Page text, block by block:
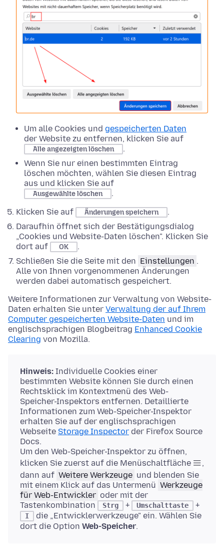
Um alle Cookies und gespeicherten Daten
der Website zu entfernen, klicken Sie auf
Alle angezeigten löschen
.
Wenn Sie nur einen bestimmten Eintrag
löschen möchten, wählen Sie diesen Eintrag
aus und klicken Sie auf
Ausgewählte löschen
.
Klicken Sie auf
Änderungen speichern
.
Daraufhin öffnet sich der Bestätigungsdialog
„Cookies und Website-Daten löschen". Klicken Sie
dort auf
OK
.
Schließen Sie die Seite mit den Einstellungen .
Alle von Ihnen vorgenommenen Änderungen
werden dabei automatisch gespeichert.
Weitere Informationen zur Verwaltung von Website-
Daten erhalten Sie unter Verwaltung der auf Ihrem
Computer gespeicherten Website-Daten und im
englischsprachigen Blogbeitrag Enhanced Cookie
Clearing von Mozilla.
Hinweis: Individuelle Cookies einer
bestimmten Website können Sie durch einen
Rechtsklick im Kontextmenü des Web-
Speicher-Inspektors entfernen. Detaillierte
Informationen zum Web-Speicher-Inspektor
erhalten Sie auf der englischsprachigen
Webseite Storage Inspector der Firefox Source
Docs.
Um den Web-Speicher-Inspektor zu öffnen,
klicken Sie zuerst auf die Menüschaltfläche
,
dann auf Weitere Werkzeuge und blenden Sie
mit einem Klick auf das Untermenü Werkzeuge
für Web-Entwickler oder mit der
Tastenkombination
Strg + Umschalttaste +
I
die „Entwicklerwerkzeuge" ein. Wählen Sie
dort die Option Web-Speicher.